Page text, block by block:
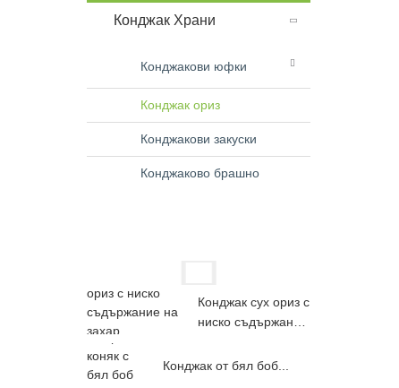
Конджак Храни
Конджакови юфки
Конджак ориз
Конджакови закуски
Конджаково брашно
Конджак сух ориз с
ниско съдържание
Конджак от бял боб...